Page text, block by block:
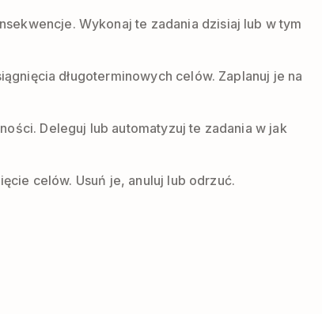
Wykonaj te zadania dzisiaj lub w tym
długoterminowych celów. Zaplanuj je na
Deleguj lub automatyzuj te zadania w jak
celów. Usuń je, anuluj lub odrzuć.